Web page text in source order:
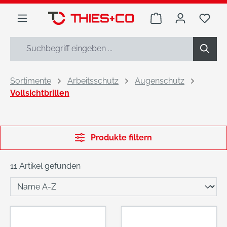
springen
Warenkorb Du
Sortimente Arbeitsschutz
Augenschutz
Vollsichtbrillen
Produkte filtern
11 Artikel gefunden